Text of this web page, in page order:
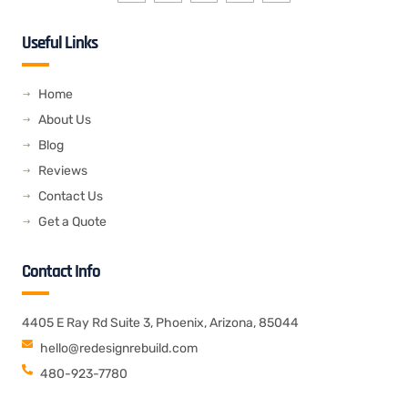
Useful Links
Home
About Us
Blog
Reviews
Contact Us
Get a Quote
Contact Info
4405 E Ray Rd Suite 3, Phoenix, Arizona, 85044
hello@redesignrebuild.com
480-923-7780